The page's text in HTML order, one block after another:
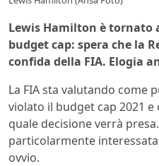
Lewis Hamilton è tornato
budget cap: spera che la
confida della FIA. Elogia
La FIA sta valutando come
violato il budget cap 2021 e
quale decisione verrà
particolarmente
ovvio.